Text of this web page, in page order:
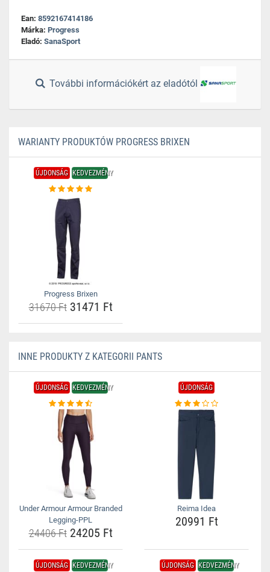
Ean: 8592167414186
Márka: Progress
Eladó: SanaSport
További információkért az eladótól
WARIANTY PRODUKTÓW PROGRESS BRIXEN
ÚJDONSÁG KEDVEZMÉNY
Progress Brixen
31670 Ft31471 Ft
INNE PRODUKTY Z KATEGORII PANTS
ÚJDONSÁG KEDVEZMÉNY
Under Armour Armour Branded
Legging-PPL
24406 Ft24205 Ft
ÚJDONSÁG
Reima Idea
20991 Ft
ÚJDONSÁG KEDVEZMÉNY ÚJDONSÁG KEDVEZMÉNY